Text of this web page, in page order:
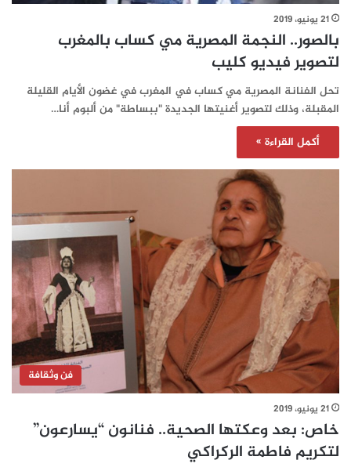
21 يونيو، 2019
بالصور.. النجمة المصرية مي كساب بالمغرب
لتصوير فيديو كليب
تحل الفنانة المصرية مي كساب في المغرب في غضون الأيام القليلة
المقبلة، وذلك لتصوير أغنيتها الجديدة "ببساطة" من ألبوم أنا…
أكمل القراءة »
فن وثقافة
21 يونيو، 2019
خاص: بعد وعكتها الصحية.. فنانون “يسارعون”
لتكريم فاطمة الركراكي